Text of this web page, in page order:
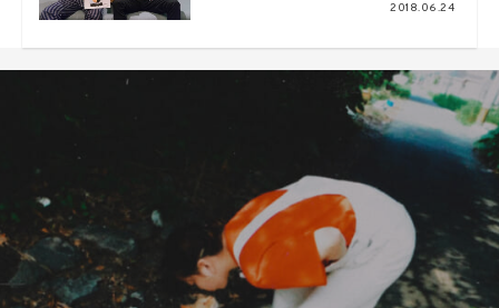
2018.06.24